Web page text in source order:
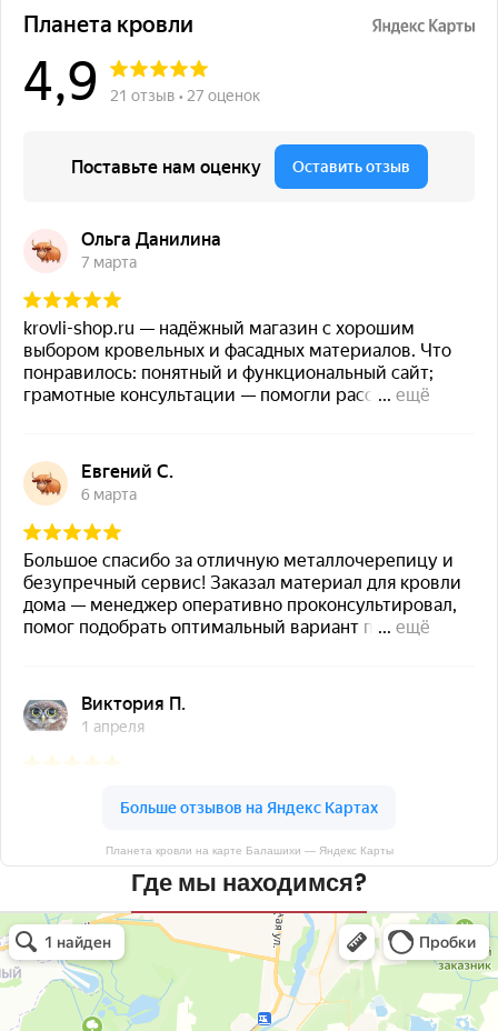
Планета кровли на карте Балашихи — Яндекс Карты
Где мы находимся?
Планета кровли
Кровля и кровельные материалы в Балашихе
Окна в Балашихе